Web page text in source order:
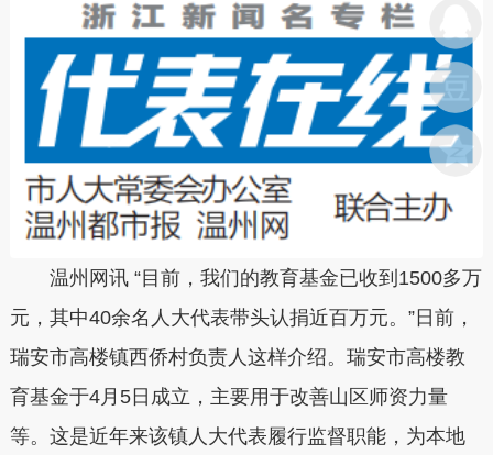
温州网讯 “目前，我们的教育基金已收到1500多万
元，其中40余名人大代表带头认捐近百万元。”日前，
瑞安市高楼镇西侨村负责人这样介绍。瑞安市高楼教
育基金于4月5日成立，主要用于改善山区师资力量
等。这是近年来该镇人大代表履行监督职能，为本地